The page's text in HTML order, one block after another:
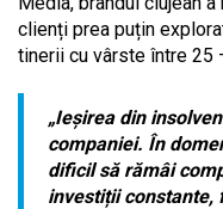
clienți prea puțin
tinerii cu vârste între 25
„Ieșirea din
companiei. În
dificil să rămâi
investiții constante,